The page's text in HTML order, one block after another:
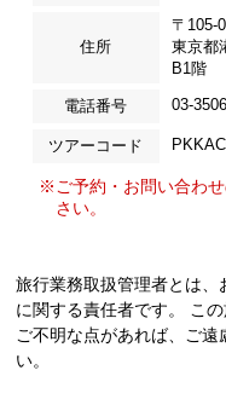
住所
〒105-
東京都
B1階
電話番号 03-
ツアーコード
※ご予約・お問い合わ
さい。
旅行業務取扱管理者とは、
に関する責任者です。 こ
ご不明な点があれば、ご
い。